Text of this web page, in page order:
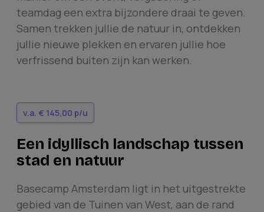
teamdag een extra bijzondere draai te geven.
Samen trekken jullie de natuur in, ontdekken
jullie nieuwe plekken en ervaren jullie hoe
verfrissend buiten zijn kan werken.
v.a. € 145,00 p/u
Een idyllisch landschap tussen
stad en natuur
Basecamp Amsterdam ligt in het uitgestrekte
gebied van de Tuinen van West, aan de rand